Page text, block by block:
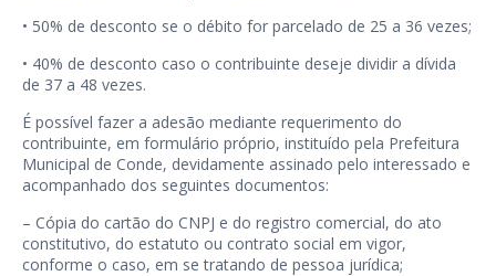
• 50% de desconto se o débito for parcelado de 25 a 36 vezes;
• 40% de desconto caso o contribuinte deseje dividir a dívida
de 37 a 48 vezes.
É possível fazer a adesão mediante requerimento do
contribuinte, em formulário próprio, instituído pela Prefeitura
Municipal de Conde, devidamente assinado pelo interessado e
acompanhado dos seguintes documentos:
– Cópia do cartão do CNPJ e do registro comercial, do ato
constitutivo, do estatuto ou contrato social em vigor,
conforme o caso, em se tratando de pessoa jurídica;